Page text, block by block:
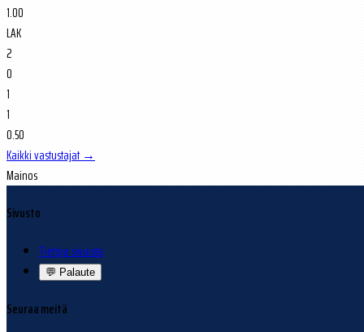
1.00
LAK
2
0
1
1
0.50
Kaikki vastustajat →
Mainos
Sivusto
Tietoja sivuista
💬 Palaute
Seuraa meitä